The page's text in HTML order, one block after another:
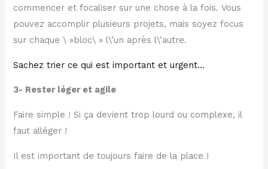
commencer et focaliser sur une chose à la fois. Vous
pouvez accomplir plusieurs projets, mais soyez focus
sur chaque \ »bloc\ » l\’un après l\’autre.
Sachez trier ce qui est important et urgent…
3- Rester léger et agile
Faire simple ! Si ça devient trop lourd ou complexe, il
faut alléger !
Il est important de toujours faire de la place !